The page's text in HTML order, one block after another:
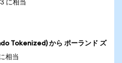
に相当
Tokenized) から ポーランド ズ
相当